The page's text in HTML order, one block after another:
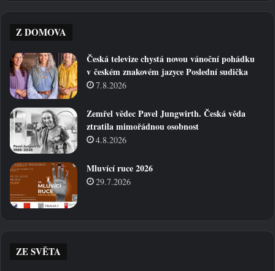
Z DOMOVA
Česká televize chystá novou vánoční pohádku
v českém znakovém jazyce Poslední sudička
7.8.2026
Zemřel vědec Pavel Jungwirth. Česká věda
ztratila mimořádnou osobnost
4.8.2026
Mluvící ruce 2026
29.7.2026
ZE SVĚTA